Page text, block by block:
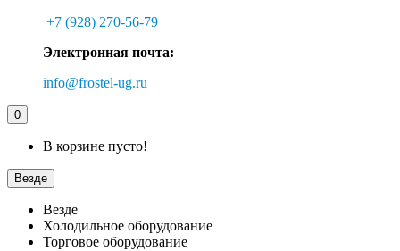
+7 (928) 270-56-79
Электронная почта:
info@frostel-ug.ru
0
В корзине пусто!
Везде
Везде
Холодильное оборудование
Торговое оборудование